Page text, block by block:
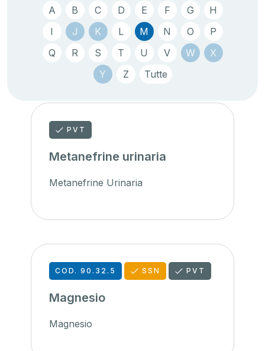
A B C D E F G
H
I
J K L M N O
P
Q
R S T U V W
X
Y
Z Tutte
PVT
Metanefrine urinaria
Metanefrine Urinaria
COD. 90.32.5 SSN PVT
Magnesio
Magnesio